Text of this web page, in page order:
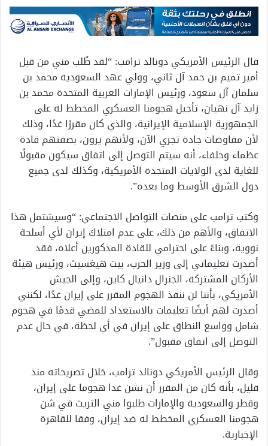
قال الرئيس الأمريكي دونالد ترامب: “لقد طُلب مني من قبل
أمير تميم بن حمد آل ثاني، وولي عهد السعودية محمد بن
سلمان آل سعود، ورئيس الإمارات العربية المتحدة محمد بن
زايد آل نهيان، تأجيل هجومنا العسكري المخطط له على
الجمهورية الإسلامية الإيرانية، والذي كان مقررًا غدًا، وذلك
لأن مفاوضات جادة تجري الآن، ولأنهم يرون، بصفتهم قادة
عظماء وحلفاء، أنه سيتم التوصل إلى اتفاق سيكون مقبولًا
للغاية لدى الولايات المتحدة الأمريكية، وكذلك لدى جميع
دول الشرق الأوسط وما بعده”.
وكتب ترامب على منصات التواصل الاجتماعي: “وسيشتمل هذا
الاتفاق، والأهم من ذلك، على عدم امتلاك إيران لأي أسلحة
نووية، وبناءً على احترامي للقادة المذكورين أعلاه، فقد
أصدرت تعليماتي إلى وزير الحرب، بيت هيغسيث، ورئيس هيئة
الأركان المشتركة، الجنرال دانيال كاين، وإلى الجيش
الأمريكي، بأننا لن ننفذ الهجوم المقرر على إيران غدًا، لكنني
أصدرت لهم أيضًا تعليمات بالاستعداد للمضي قدمًا في هجوم
شامل وواسع النطاق على إيران في أي لحظة، في حال عدم
التوصل إلى اتفاق مقبول”.
وقال الرئيس الأمريكي دونالد ترامب، خلال تصريحاته منذ
قليل، بأنه كان من المقرر أن نشن غدا هجوما على إيران،
وقطر والسعودية والإمارات طلبوا مني التريث في شن
هجومنا العسكري المخطط له ضد إيران، وفقا للقاهرة
الإخبارية.